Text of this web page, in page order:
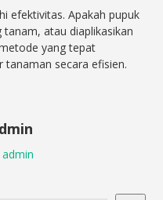
efektivitas. Apakah pupuk
atau diaplikasikan
yang tepat
tanaman secara efisien.